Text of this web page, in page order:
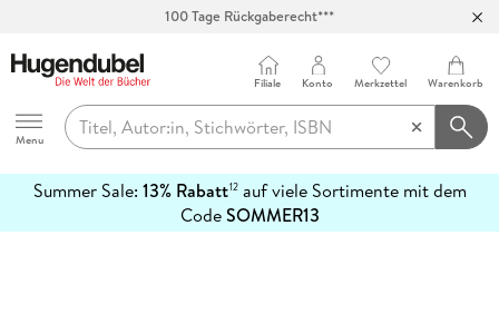
100 Tage Rückgaberecht***
Hugendubel
Menu
Filiale Konto Merkzettel Warenkorb
Summer Sale: 13% Rabatt12auf viele Sortimente mit dem
CodeSOMMER13
erfahren